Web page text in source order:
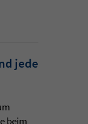
jede
beim